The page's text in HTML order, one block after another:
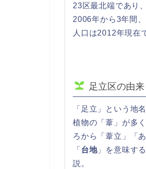
23区最北端であり
2006年から3年間
人口は2012年現在
足立区の由来
「足立」という地
植物の「葦」が多
ろから「葦立」「
「 台地」を意味す
説。